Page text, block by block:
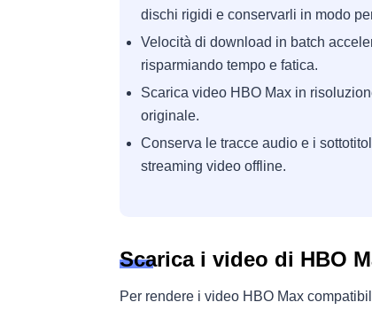
dischi rigidi e conservarli in modo
Velocità di download in batch
risparmiando tempo e fatica.
Scarica video HBO Max in
originale.
Conserva le tracce audio e i
streaming video offline.
Scarica i video di HBO
Per rendere i video HBO Max